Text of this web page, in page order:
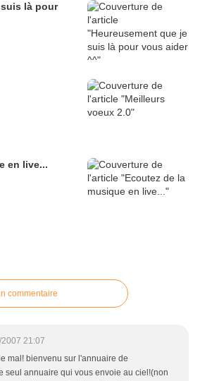
là pour
en live...
commentaire
21:07
mal! bienvenu sur l'annuaire de
seul annuaire qui vous envoie au ciel!(non